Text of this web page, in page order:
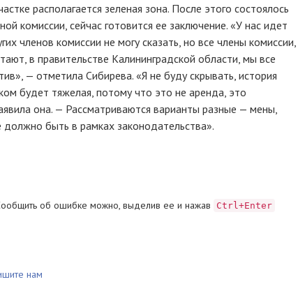
располагается зеленая зона. После этого состоялось
комиссии, сейчас готовится ее заключение. «У нас идет
членов комиссии не могу сказать, но все члены комиссии,
в правительстве Калининградской области, мы все
— отметила Сибирева. «Я не буду скрывать, история
будет тяжелая, потому что это не аренда, это
она. — Рассматриваются варианты разные — мены,
быть в рамках законодательства».
об ошибке можно, выделив ее и нажав Ctrl+Enter
нам